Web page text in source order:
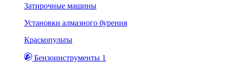
Затирочные машины
Установки алмазного бурения
Краскопульты
Бензоинструменты 1